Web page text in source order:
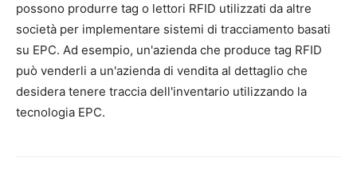
possono produrre tag o lettori RFID utilizzati da altre
società per implementare sistemi di tracciamento basati
su EPC. Ad esempio, un'azienda che produce tag RFID
può venderli a un'azienda di vendita al dettaglio che
desidera tenere traccia dell'inventario utilizzando la
tecnologia EPC.